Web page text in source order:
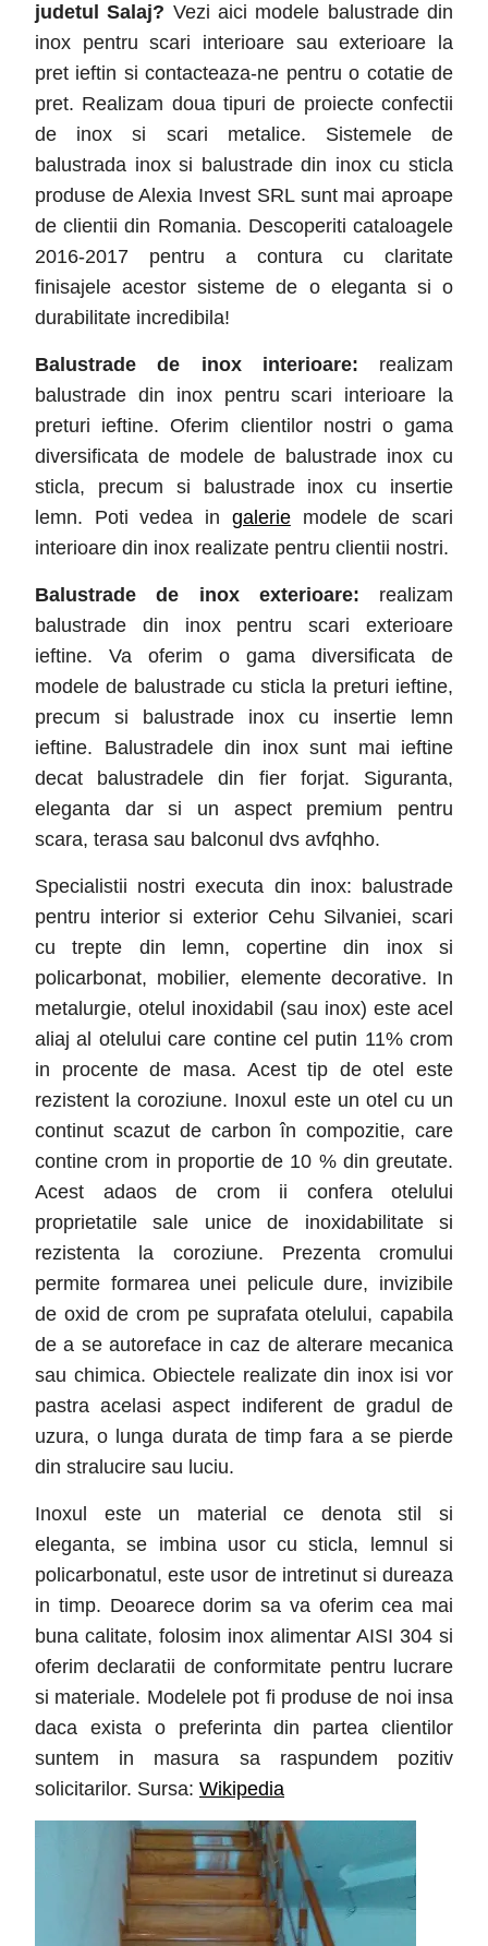
judetulSalaj? Vezi aici modele balustrade din
inox pentru scari interioare sau exterioare la
pret ieftin si contacteaza-ne pentru o cotatie de
pret. Realizam doua tipuri de proiecte confectii
de inox si scari metalice. Sistemele de
balustrada inox si balustrade din inox cu sticla
produse de Alexia Invest SRL sunt mai aproape
de clientii din Romania. Descoperiti cataloagele
2016-2017 pentru a contura cu claritate
finisajele acestor sisteme de o eleganta si o
durabilitate incredibila!
Balustrade de inox interioare: realizam
balustrade din inox pentru scari interioare la
preturi ieftine. Oferim clientilor nostri o gama
diversificata de modele de balustrade inox cu
sticla, precum si balustrade inox cu insertie
lemn. Poti vedea in galeriemodele de scari
interioare din inox realizate pentru clientii nostri.
Balustrade de inox exterioare: realizam
balustrade din inox pentru scari exterioare
ieftine. Va oferim o gama diversificata de
modele de balustrade cu sticla la preturi ieftine,
precum si balustrade inox cu insertie lemn
ieftine. Balustradele din inox sunt mai ieftine
decat balustradele din fier forjat. Siguranta,
eleganta dar si un aspect premium pentru
scara, terasa sau balconul dvs avfqhho.
Specialistii nostri executa din inox: balustrade
pentru interior si exterior Cehu Silvaniei, scari
cu trepte din lemn, copertine din inox si
policarbonat, mobilier, elemente decorative. In
metalurgie, otelul inoxidabil (sau inox) este acel
aliaj al otelului care contine cel putin 11% crom
in procente de masa. Acest tip de otel este
rezistent la coroziune. Inoxul este un otel cu un
continut scazut de carbon în compozitie, care
contine crom in proportie de 10 % din greutate.
Acest adaos de crom ii confera otelului
proprietatile sale unice de inoxidabilitate si
rezistenta la coroziune. Prezenta cromului
permite formarea unei pelicule dure, invizibile
de oxid de crom pe suprafata otelului, capabila
de a se autoreface in caz de alterare mecanica
sau chimica. Obiectele realizate din inox isi vor
pastra acelasi aspect indiferent de gradul de
uzura, o lunga durata de timp fara a se pierde
din stralucire sau luciu.
Inoxul este un material ce denota stil si
eleganta, se imbina usor cu sticla, lemnul si
policarbonatul, este usor de intretinut si dureaza
in timp. Deoarece dorim sa va oferim cea mai
buna calitate, folosim inox alimentar AISI 304 si
oferim declaratii de conformitate pentru lucrare
si materiale. Modelele pot fi produse de noi insa
daca exista o preferinta din partea clientilor
suntem in masura sa raspundem pozitiv
solicitarilor. Sursa: Wikipedia